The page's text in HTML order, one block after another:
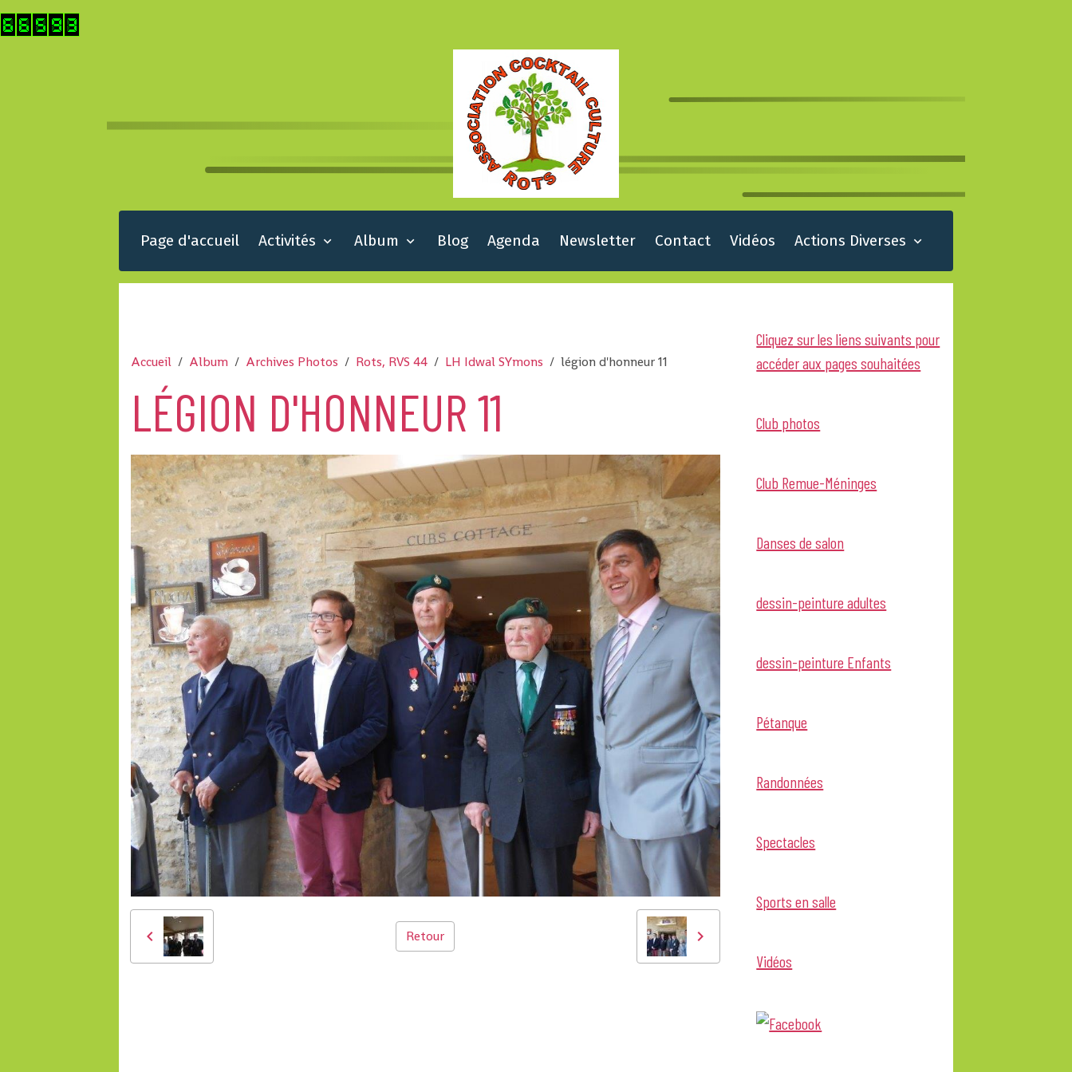
Page d'accueil Activités Album Blog Agenda Newsletter Contact Vidéos Actions Diverses
Accueil Album Archives Photos Rots, RVS 44 LH Idwal SYmons légion d'honneur 11
LÉGION D'HONNEUR 11
Retour
Cliquez sur les liens suivants pour
accéder aux pages souhaitées
Club photos
Club Remue-Méninges
Danses de salon
dessin-peinture adultes
dessin-peinture Enfants
Pétanque
Randonnées
Spectacles
Sports en salle
Vidéos